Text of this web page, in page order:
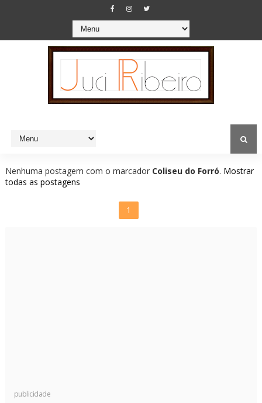
Nenhuma postagem com o marcador Coliseu do Forró. Mostrar
todas as postagens
1
publicidade